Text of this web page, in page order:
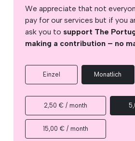
We appreciate that not
pay for our services but if you
ask you to support The
making a contribution – no
Einzel Monatlich
2,50 € / month
15,00 € / month